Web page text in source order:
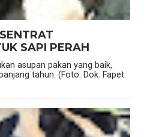
SAPI PERAH
asupan pakan yang baik,
tahun. (Foto: Dok. Fapet